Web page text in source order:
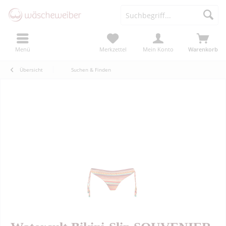
Menü Warenkorb
Merkzettel Mein Konto
Übersicht Suchen & Finden